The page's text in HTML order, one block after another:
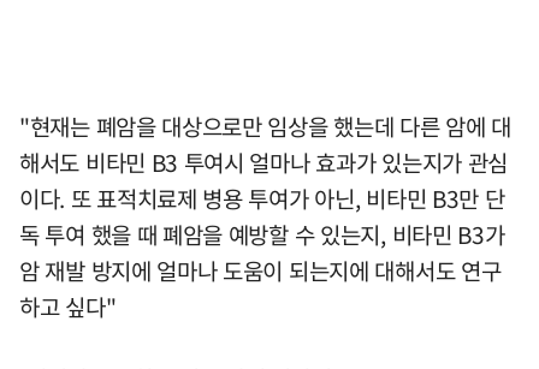
"현재는 폐암을 대상으로만 임상을 했는데 다른 암에 대
해서도 비타민 B3 투여시 얼마나 효과가 있는지가 관심
이다. 또 표적치료제 병용 투여가 아닌, 비타민 B3만 단
독 투여 했을 때 폐암을 예방할 수 있는지, 비타민 B3가
암 재발 방지에 얼마나 도움이 되는지에 대해서도 연구
하고 싶다"